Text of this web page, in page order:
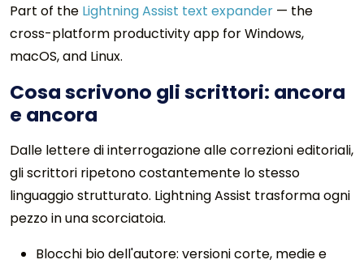
Part of the Lightning Assist text expander — the
cross-platform productivity app for Windows,
macOS, and Linux.
Cosa scrivono gli scrittori: ancora
e ancora
Dalle lettere di interrogazione alle correzioni editoriali,
gli scrittori ripetono costantemente lo stesso
linguaggio strutturato. Lightning Assist trasforma ogni
pezzo in una scorciatoia.
Blocchi bio dell'autore: versioni corte, medie e